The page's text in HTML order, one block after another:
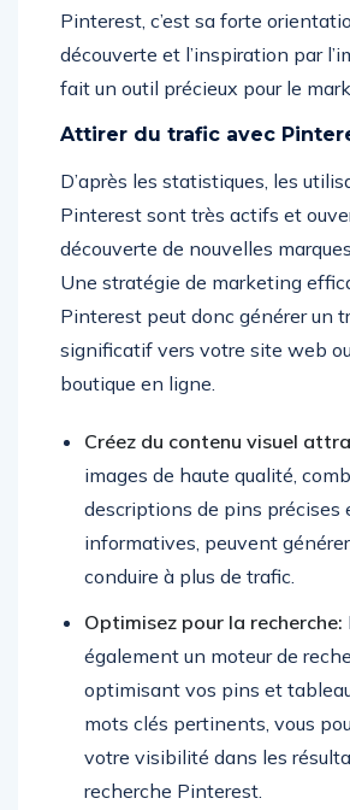
Pinterest, c’est sa forte
découverte et l’inspiration par
fait un outil précieux pour le
Attirer du trafic avec
D’après les statistiques, les
Pinterest sont très actifs et
découverte de nouvelles
Une stratégie de marketing
Pinterest peut donc générer un
significatif vers votre site web
boutique en ligne.
Créez du contenu visuel
images de haute qualité,
descriptions de pins précises
informatives, peuvent
conduire à plus de trafic.
Optimisez pour la recherche:
également un moteur de
optimisant vos pins et
mots clés pertinents, vous
votre visibilité dans les
recherche Pinterest.